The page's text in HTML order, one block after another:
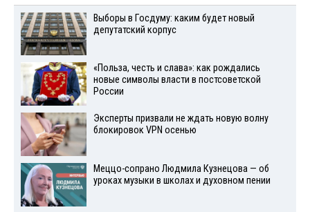
Выборы в Госдуму: каким будет новый
депутатский корпус
«Польза, честь и слава»: как рождались
новые символы власти в постсоветской
России
Эксперты призвали не ждать новую волну
блокировок VPN осенью
Меццо-сопрано Людмила Кузнецова — об
уроках музыки в школах и духовном пении